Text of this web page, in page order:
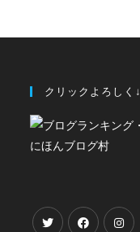
クリックよろしく↓
にほんブログ村